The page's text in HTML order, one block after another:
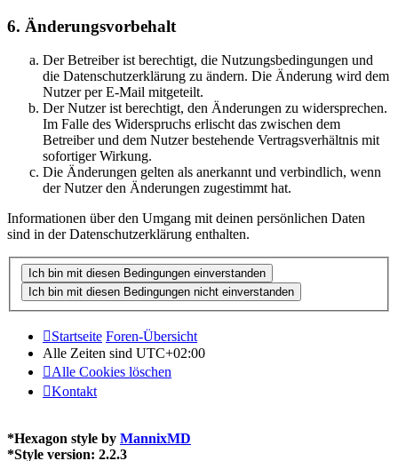
6. Änderungsvorbehalt
Der Betreiber ist berechtigt, die Nutzungsbedingungen und
die Datenschutzerklärung zu ändern. Die Änderung wird dem
Nutzer per E-Mail mitgeteilt.
Der Nutzer ist berechtigt, den Änderungen zu widersprechen.
Im Falle des Widerspruchs erlischt das zwischen dem
Betreiber und dem Nutzer bestehende Vertragsverhältnis mit
sofortiger Wirkung.
Die Änderungen gelten als anerkannt und verbindlich, wenn
der Nutzer den Änderungen zugestimmt hat.
Informationen über den Umgang mit deinen persönlichen Daten
sind in der Datenschutzerklärung enthalten.
Startseite Foren-Übersicht
Alle Zeiten sind UTC+02:00
Alle Cookies löschen
Kontakt
*Hexagon style by MannixMD
*Style version: 2.2.3